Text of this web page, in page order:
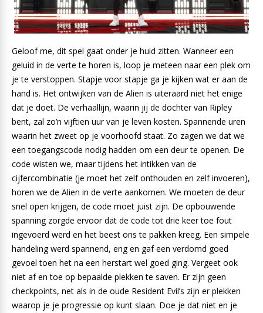
Geloof me, dit spel gaat onder je huid zitten. Wanneer een
geluid in de verte te horen is, loop je meteen naar een plek om
je te verstoppen. Stapje voor stapje ga je kijken wat er aan de
hand is. Het ontwijken van de Alien is uiteraard niet het enige
dat je doet. De verhaallijn, waarin jij de dochter van Ripley
bent, zal zo’n vijftien uur van je leven kosten. Spannende uren
waarin het zweet op je voorhoofd staat. Zo zagen we dat we
een toegangscode nodig hadden om een deur te openen. De
code wisten we, maar tijdens het intikken van de
cijfercombinatie (je moet het zelf onthouden en zelf invoeren),
horen we de Alien in de verte aankomen. We moeten de deur
snel open krijgen, de code moet juist zijn. De opbouwende
spanning zorgde ervoor dat de code tot drie keer toe fout
ingevoerd werd en het beest ons te pakken kreeg. Een simpele
handeling werd spannend, eng en gaf een verdomd goed
gevoel toen het na een herstart wel goed ging. Vergeet ook
niet af en toe op bepaalde plekken te saven. Er zijn geen
checkpoints, net als in de oude Resident Evil’s zijn er plekken
waarop je je progressie op kunt slaan. Doe je dat niet en je